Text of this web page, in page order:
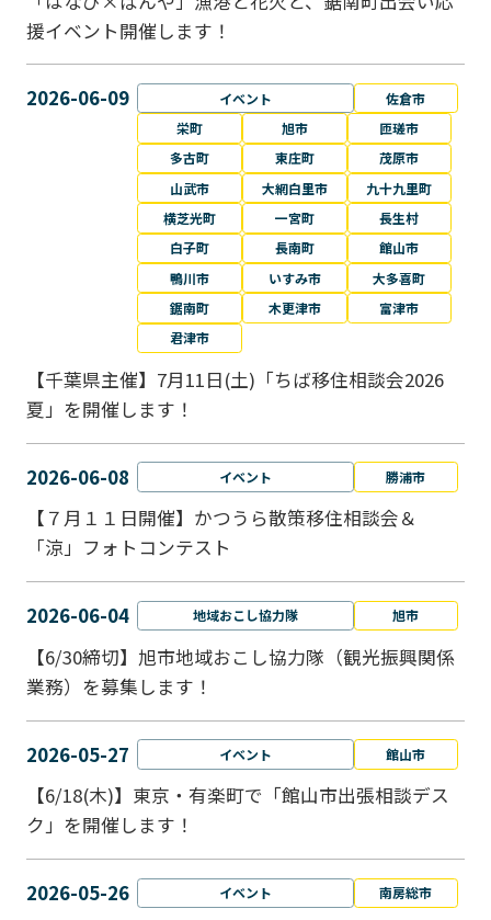
援イベント開催します！
2026-06-09 イベント
佐倉市
栄町
旭市
匝瑳市
多古町
東庄町
茂原市
山武市
大網白里市
九十九里町
横芝光町
一宮町
長生村
白子町
長南町
館山市
鴨川市
いすみ市
大多喜町
鋸南町
木更津市
富津市
君津市
【千葉県主催】7月11日(土)「ちば移住相談会2026
夏」を開催します！
2026-06-08 イベント 勝浦市
【７月１１日開催】かつうら散策移住相談会＆
「涼」フォトコンテスト
2026-06-04 地域おこし協力隊 旭市
【6/30締切】旭市地域おこし協力隊（観光振興関係
業務）を募集します！
2026-05-27 イベント 館山市
【6/18(木)】東京・有楽町で「館山市出張相談デス
ク」を開催します！
2026-05-26 イベント 南房総市